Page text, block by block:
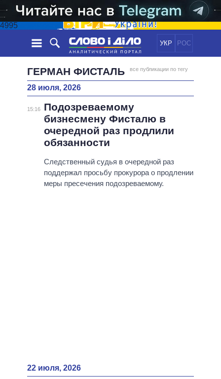
4995
УКР РОС
НОВОСТИ
ЛЕНТА
СОБЫТИЯ
СТАТЬИ
МНЕНИЯ
ДАЙДЖЕСТЫ
ЭКОНОМИКА
ОБЩЕСТВО
МИР
ПОЛИТИКИ
ВСЕ ПОЛИТИКИ
ВЕРХОВНАЯ РАДА
КАБИНЕТ МИНИСТРОВ
ИНФОГРАФИКА
ПОДДЕРЖАТЬ
ГЕРМАН ФИСТАЛЬ все публикации по тегу
28 июля, 2026
15:16
Подозреваемому
бизнесмену Фисталю в
очередной раз продлили
обязанности
Следственный судья в очередной раз
поддержал просьбу прокурора о продлении
меры пресечения подозреваемому.
22 июля, 2026